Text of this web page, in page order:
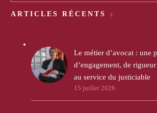
ARTICLES RÉCENTS
Le métier d’avocat : une
d’engagement, de
au service du justiciable
15 juillet 2026